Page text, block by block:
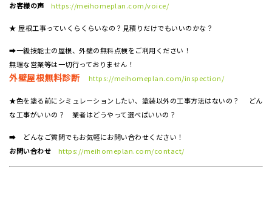
お客様の声
https://meihomeplan.com/voice/
★ 屋根工事っていくらくらいなの？見積りだけでもいいのかな？
➡一級技能士の屋根、外壁の無料点検をご利用ください！
無理な営業等は一切行っておりません！
外壁屋根無料診断 https://meihomeplan.com/inspection/
★色を塗る前にシミュレーションしたい、塗装以外の工事方法はないの？ どん
な工事がいいの？ 業者はどうやって選べばいいの？
➡ どんなご質問でもお気軽にお問い合わせください！
お問い合わせ
https://meihomeplan.com/contact/